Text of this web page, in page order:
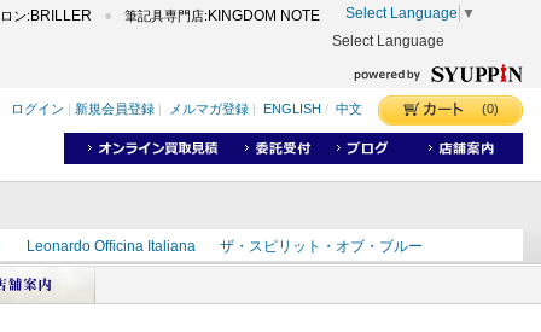
ン: BRILLER 筆記具専門店: KINGDOM NOTE Select Language ▼
Select Language
ログイン 新規会員登録 メルマガ登録 ENGLISH / 中文 (0)
Leonardo Officina Italiana
ザ・スピリット・オブ・ブルー
ラインD
ズ カヴゼットインク スーベレーン
モンブラン